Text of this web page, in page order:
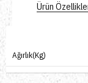
Ürün
Ağırlık(Kg)